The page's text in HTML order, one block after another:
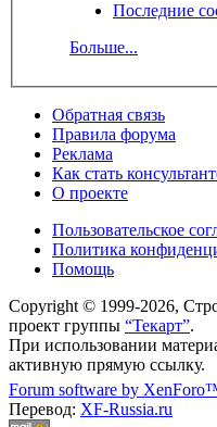
Последние
Больше...
Обратная связь
Правила форума
Реклама
Как стать
О проекте
Пользовательское
Политика
Помощь
Copyright © 1999-2026,
проект группы “Текарт”.
При использовании
активную прямую ссылку.
Forum software by
Перевод: XF-Russia.ru